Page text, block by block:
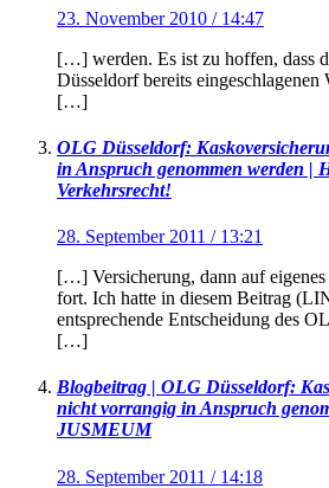
23. November 2010 / 14:47
[…] werden. Es ist zu hoffen, dass
Düsseldorf bereits
[…]
OLG Düsseldorf:
in Anspruch genommen werden |
Verkehrsrecht!
28. September 2011 / 13:21
[…] Versicherung, dann auf
fort. Ich hatte in diesem Beitrag
entsprechende Entscheidung des
[…]
Blogbeitrag | OLG Düsseldorf:
nicht vorrangig in Anspruch
JUSMEUM
28. September 2011 / 14:18